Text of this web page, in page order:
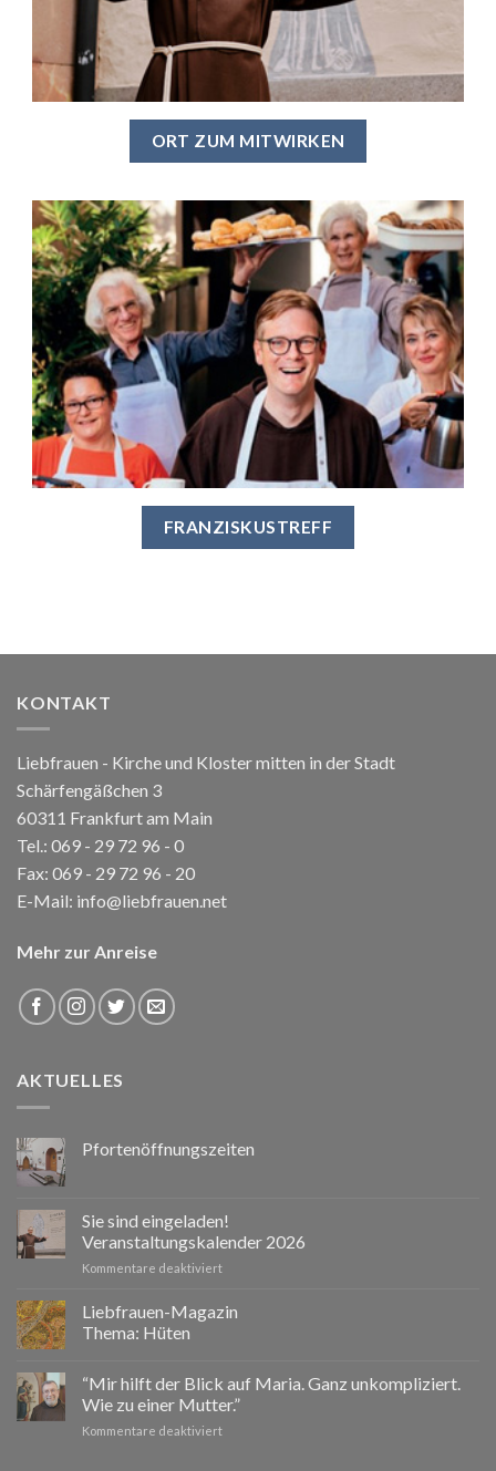
ORT ZUM MITWIRKEN
FRANZISKUSTREFF
KONTAKT
Liebfrauen - Kirche und Kloster mitten in der Stadt
Schärfengäßchen 3
60311 Frankfurt am Main
Tel.: 069 - 29 72 96 - 0
Fax: 069 - 29 72 96 - 20
E-Mail: info@liebfrauen.net
Mehr zur Anreise
AKTUELLES
Pfortenöffnungszeiten
Sie sind eingeladen!
Veranstaltungskalender 2026
Kommentare deaktiviertfür
sind
eingeladen!
Liebfrauen-Magazin
Thema: Hüten
“Mir hilft der Blick auf Maria. Ganz unkompliziert.
Wie zu einer Mutter.”
Kommentare deaktiviertfür